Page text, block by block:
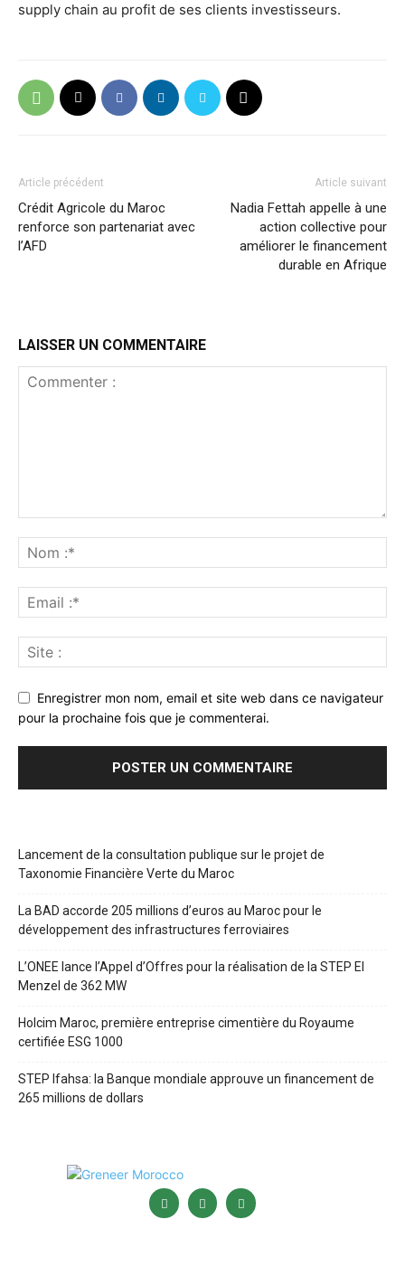
supply chain au profit de ses clients investisseurs.
Article précédent
Crédit Agricole du Maroc
renforce son partenariat avec
l’AFD
Article suivant
Nadia Fettah appelle à une
action collective pour
améliorer le financement
durable en Afrique
LAISSER UN COMMENTAIRE
Enregistrer mon nom, email et site web dans ce navigateur
pour la prochaine fois que je commenterai.
Lancement de la consultation publique sur le projet de
Taxonomie Financière Verte du Maroc
La BAD accorde 205 millions d’euros au Maroc pour le
développement des infrastructures ferroviaires
L’ONEE lance l’Appel d’Offres pour la réalisation de la STEP El
Menzel de 362 MW
Holcim Maroc, première entreprise cimentière du Royaume
certifiée ESG 1000
STEP Ifahsa: la Banque mondiale approuve un financement de
265 millions de dollars